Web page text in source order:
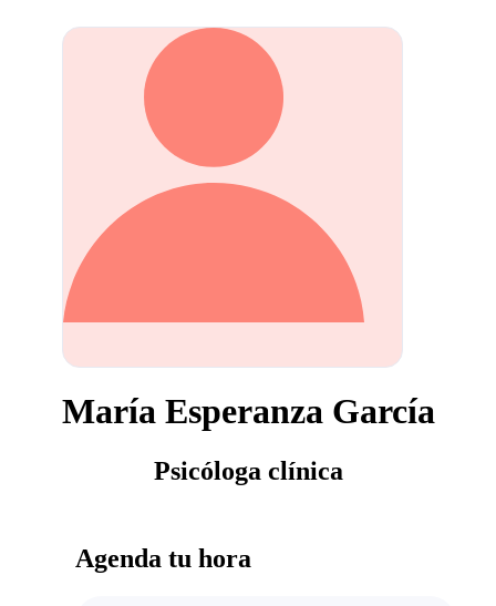
María Esperanza García
Psicóloga clínica
Agenda tu hora